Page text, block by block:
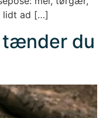
lidt ad […]
tænder du